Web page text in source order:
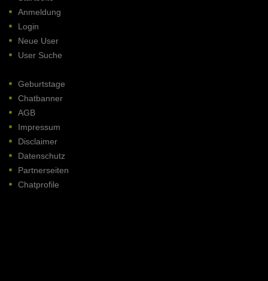
Anmeldung
Login
Neue User
User Suche
Geburtstage
Chatbanner
AGB
Impressum
Disclaimer
Datenschutz
Partnerseiten
Chatprofile